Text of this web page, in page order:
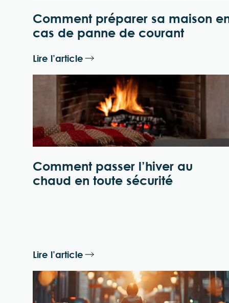
Comment préparer sa maison
cas de panne de courant
Lire l’article
Comment passer l’hiver au
chaud en toute sécurité
Lire l’article